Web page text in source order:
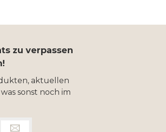
zu verpassen
aktuellen
sonst noch im